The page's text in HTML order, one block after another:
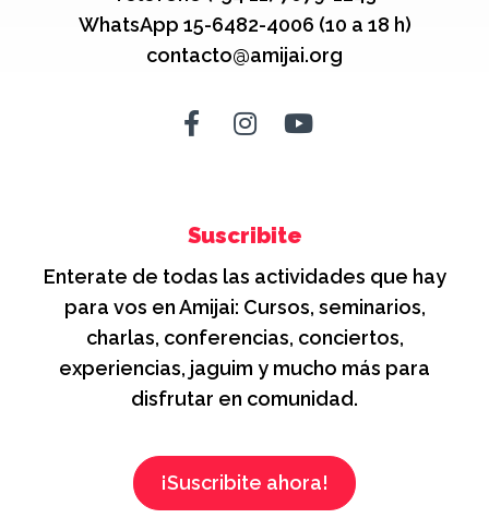
WhatsApp 15-6482-4006 (10 a 18 h)
contacto@amijai.org
Suscribite
Enterate de todas las actividades que hay
para vos en Amijai: Cursos, seminarios,
charlas, conferencias, conciertos,
experiencias, jaguim y mucho más para
disfrutar en comunidad.
¡Suscribite ahora!